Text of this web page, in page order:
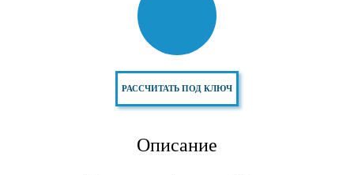
РАССЧИТАТЬ ПОД КЛЮЧ
Описание